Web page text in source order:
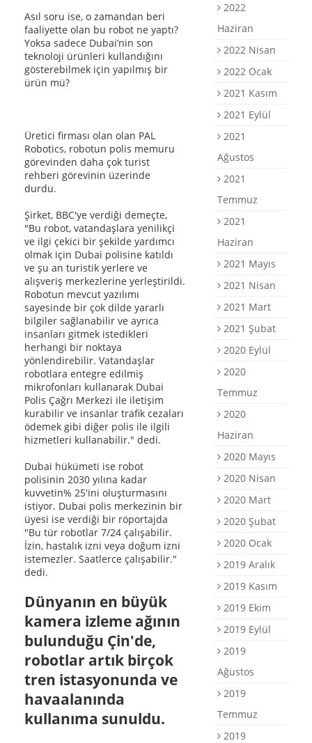
Asıl soru ise, o zamandan beri
faaliyette olan bu robot ne yaptı?
Yoksa sadece Dubai’nin son
teknoloji ürünleri kullandığını
gösterebilmek için yapılmış bir
ürün mü?
Üretici firması olan olan PAL
Robotics, robotun polis memuru
görevinden daha çok turist
rehberi görevinin üzerinde
durdu.
Şirket, BBC'ye verdiği demeçte,
"Bu robot, vatandaşlara yenilikçi
ve ilgi çekici bir şekilde yardımcı
olmak için Dubai polisine katıldı
ve şu an turistik yerlere ve
alışveriş merkezlerine yerleştirildi.
Robotun mevcut yazılımı
sayesinde bir çok dilde yararlı
bilgiler sağlanabilir ve ayrıca
insanları gitmek istedikleri
herhangi bir noktaya
yönlendirebilir. Vatandaşlar
robotlara entegre edilmiş
mikrofonları kullanarak Dubai
Polis Çağrı Merkezi ile iletişim
kurabilir ve insanlar trafik cezaları
ödemek gibi diğer polis ile ilgili
hizmetleri kullanabilir." dedi.
Dubai hükümeti ise robot
polisinin 2030 yılına kadar
kuvvetin% 25'ini oluşturmasını
istiyor. Dubai polis merkezinin bir
üyesi ise verdiği bir röportajda
"Bu tür robotlar 7/24 çalışabilir.
İzin, hastalık izni veya doğum izni
istemezler. Saatlerce çalışabilir."
dedi.
Dünyanın en büyük
kamera izleme ağının
bulunduğu Çin'de,
robotlar artık birçok
tren istasyonunda ve
havaalanında
kullanıma sunuldu.
2022
Haziran
2022 Nisan
2022 Ocak
2021 Kasım
2021 Eylül
2021
Ağustos
2021
Temmuz
2021
Haziran
2021 Mayıs
2021 Nisan
2021 Mart
2021 Şubat
2020 Eylül
2020
Temmuz
2020
Haziran
2020 Mayıs
2020 Nisan
2020 Mart
2020 Şubat
2020 Ocak
2019 Aralık
2019 Kasım
2019 Ekim
2019 Eylül
2019
Ağustos
2019
Temmuz
2019